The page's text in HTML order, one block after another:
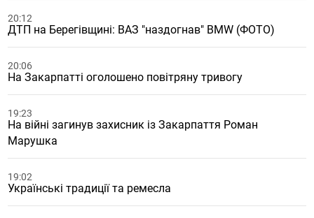
20:12
ДТП на Берегівщині: ВАЗ "наздогнав" BMW (ФОТО)
20:06
На Закарпатті оголошено повітряну тривогу
19:23
На війні загинув захисник із Закарпаття Роман
Марушка
19:02
Українські традиції та ремесла